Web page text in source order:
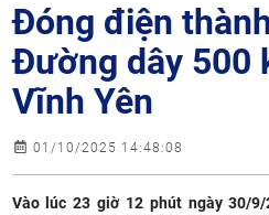
Đóng điện
Đường dây 500
Vĩnh Yên
01/10/2025 14:48:08
Vào lúc 23 giờ 12 phút ngày 30/